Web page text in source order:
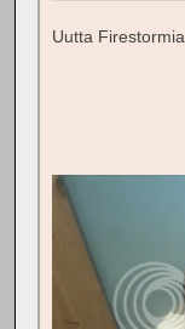
Uutta Firestormia.